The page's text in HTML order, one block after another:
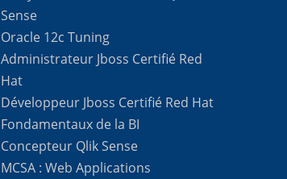
Sense
Oracle 12c Tuning
Administrateur Jboss Certifié Red
Hat
Développeur Jboss Certifié Red Hat
Fondamentaux de la BI
Concepteur Qlik Sense
MCSA : Web Applications